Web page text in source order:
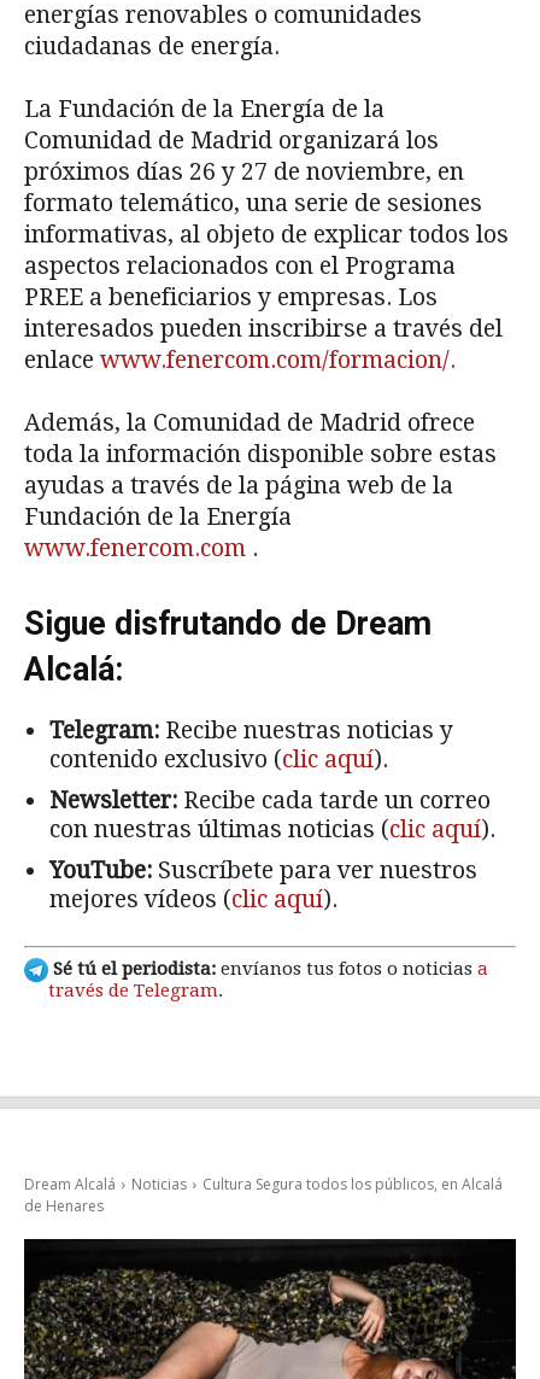
energías renovables o comunidades
ciudadanas de energía.
La Fundación de la Energía de la
Comunidad de Madrid organizará los
próximos días 26 y 27 de noviembre, en
formato telemático, una serie de sesiones
informativas, al objeto de explicar todos los
aspectos relacionados con el Programa
PREE a beneficiarios y empresas. Los
interesados pueden inscribirse a través del
enlace www.fenercom.com/formacion/.
Además, la Comunidad de Madrid ofrece
toda la información disponible sobre estas
ayudas a través de la página web de la
Fundación de la Energía
www.fenercom.com .
Sigue disfrutando de Dream
Alcalá:
Telegram: Recibe nuestras noticias y
contenido exclusivo (clic aquí).
Newsletter: Recibe cada tarde un correo
con nuestras últimas noticias (clic aquí).
YouTube: Suscríbete para ver nuestros
mejores vídeos (clic aquí).
Sé tú el periodista: envíanos tus fotos o noticias a
través de Telegram.